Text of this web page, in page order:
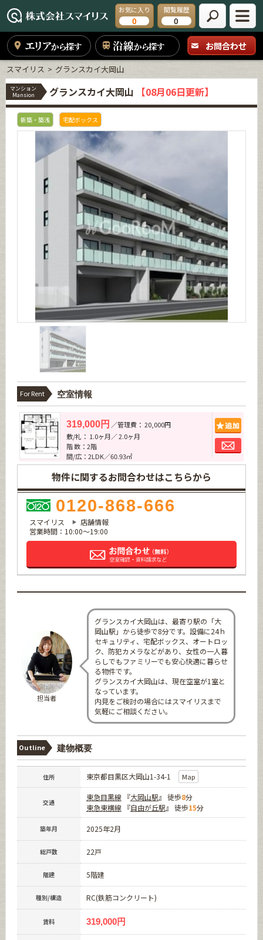
お気に入り
0
閲覧履歴
0
エリアから探す 沿線から探す お問合わせ
スマイリス グランスカイ大岡山
マンション
Mansion
グランスカイ大岡山 【08月06日更新】
新築・築浅 宅配ボックス
For Rent 空室情報
319,000円 ／管理費： 20,000円
敷/礼： 1.0ヶ月／ 2.0ヶ月
階 数：2階
間/広：2LDK／60.93㎡
物件に関するお問合わせはこちらから
0120-868-666
スマイリス
店舗情報
営業時間：10:00～19:00
担当者
グランスカイ大岡山は、最寄り駅の「大
岡山駅」から徒歩で8分です。設備に24ｈ
セキュリティ、宅配ボックス、オートロッ
ク、防犯カメラなどがあり、女性の一人暮
らしでもファミリーでも安心快適に暮らせ
る物件です。
グランスカイ大岡山は、現在空室が1室と
なっています。
内見をご検討の場合にはスマイリスまで
気軽にご相談ください。
Outline 建物概要
住所 東京都目黒区大岡山1-34-1 Map
交通
東急目黒線『大岡山駅』 徒歩8分
東急東横線『自由が丘駅』 徒歩15分
築年月 2025年2月
総戸数 22戸
階建 5階建
種別/構造 RC(鉄筋コンクリート)
賃料 319,000円